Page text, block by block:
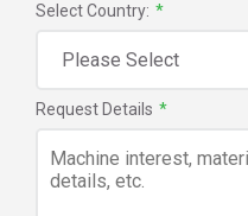
Select Country: *
Request Details *